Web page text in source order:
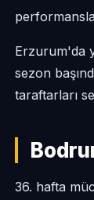
Erzurum'da
sezon
taraftarları
36. hafta